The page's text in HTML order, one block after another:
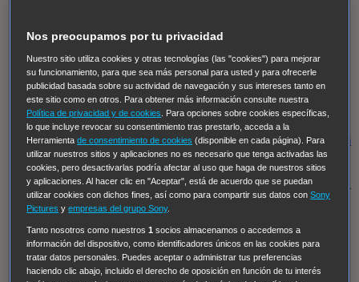
Despedida Salvaje Despedida Salvaje
Thomas, el ojo del FBI
Pan Am
Dawson crece
Insomnia El Guardián The Blacklist Cinco en familia
Hudson & Rex Diez libras y un sueño Mr Loverman
Regreso al futuro III NUEVE CUERPOS Los últimos
caballeros Tormenta infinita Sing Street Cobra Kai
Tom
y Lola High Country Los casos de Susan Ryeland:
Moonflower Murders Twisted Metal Mentes Criminales:
Evolution Terapia de Choque
Hailey Dean Without Sin: Libre de Culpa Morbius
NCIS: Nueva Orleans Pandora En fuera de juego
The Shield: Al margen de la ley Duplicated Preacher
Nos preocupamos por tu privacidad
Nuestro sitio utiliza cookies y otras tecnologías (las "cookies") para mejorar
su funcionamiento, para que sea más personal para usted y para ofrecerle
publicidad basada sobre su actividad de navegación y sus intereses tanto en
este sitio como en otros. Para obtener más información consulte nuestra
Política de privacidad y de cookies
. Para opciones sobre cookies específicas,
lo que incluye revocar su consentimiento tras prestarlo, acceda a la
Herramientade consentimiento de cookies (disponible en cada página). Para
utilizar nuestros sitios y aplicaciones no es necesario que tenga activadas las
cookies, pero desactivarlas podría afectar al uso que haga de nuestros sitios
y aplicaciones. Al hacer clic en "Aceptar", está de acuerdo que se puedan
utilizar cookies con dichos fines, así como para compartir sus datos conSony
Pictures yempresas del grupo Sony.
Tanto nosotros como nuestros1 socios almacenamos o accedemos a
información del dispositivo, como identificadores únicos en las cookies para
tratar datos personales. Puedes aceptar o administrar tus preferencias
haciendo clic abajo, incluido el derecho de oposición en función de tu interés